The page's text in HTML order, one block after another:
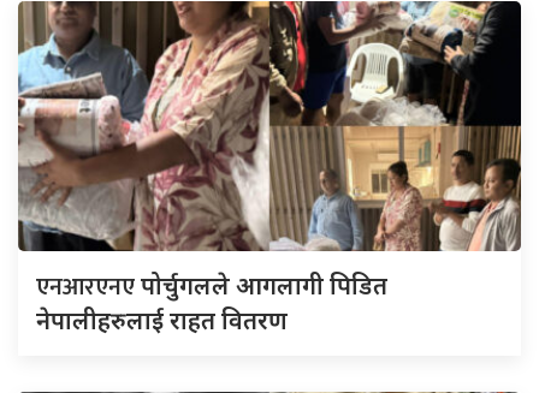
एनआरएनएपोर्चुगलले आगलागी पिडित
नेपालीहरुलाई राहत वितरण